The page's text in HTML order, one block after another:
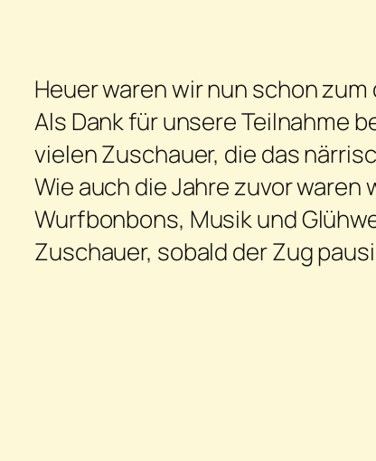
Heuer waren wir nun schon
Als Dank für unsere Teilnahme
vielen Zuschauer, die das
Wie auch die Jahre zuvor
Wurfbonbons, Musik und
Zuschauer, sobald der Zug